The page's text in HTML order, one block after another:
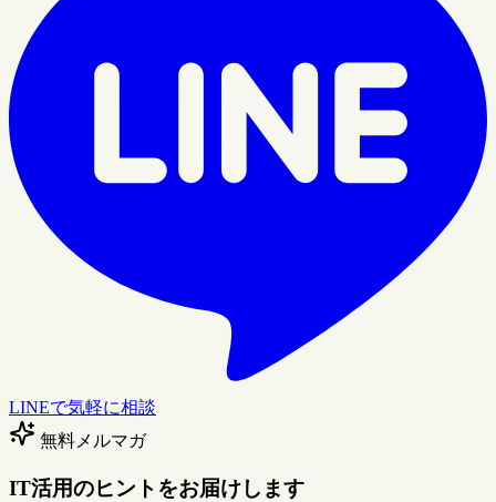
LINEで気軽に相談
無料メルマガ
IT活用のヒントをお届けします